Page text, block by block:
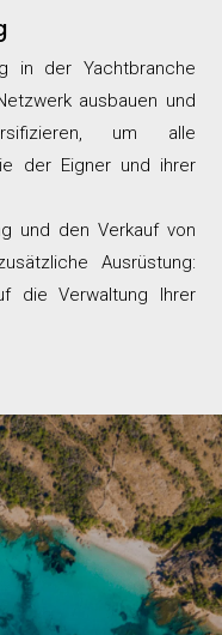
in der Yachtbranche
ausbauen und
um alle
der Eigner und ihrer
und den Verkauf von
Ausrüstung:
die Verwaltung Ihrer